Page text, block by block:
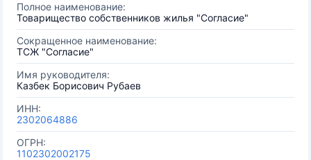
Полное наименование:
Товарищество собственников жилья "Согласие"
Сокращенное наименование:
ТСЖ "Согласие"
Имя руководителя:
Казбек Борисович Рубаев
ИНН:
2302064886
ОГРН:
1102302002175